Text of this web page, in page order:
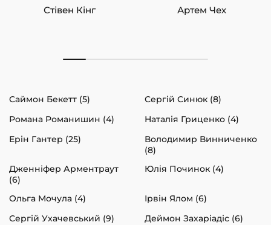
Стівен Кінг Артем Чех
Саймон Бекетт (5)
Сергій Синюк (8)
Романа Романишин (4)
Наталія Гриценко (4)
Ерін Гантер (25)
Володимир Винниченко
(8)
Дженніфер Арментраут
(6)
Юлія Починок (4)
Ольга Мочула (4)
Ірвін Ялом (6)
Сергій Ухачевський (9)
Деймон Захаріадіс (6)